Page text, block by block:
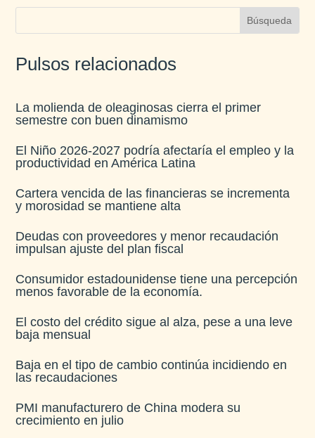
Pulsos relacionados
La molienda de oleaginosas cierra el primer
semestre con buen dinamismo​
El Niño 2026-2027 podría afectaría el empleo y la
productividad en América Latina​
Cartera vencida de las financieras se incrementa
y morosidad se mantiene alta​
Deudas con proveedores y menor recaudación
impulsan ajuste del plan fiscal​
Consumidor estadounidense tiene una percepción
menos favorable de la economía​.
El costo del crédito sigue al alza, pese a una leve
baja mensual​
Baja en el tipo de cambio continúa incidiendo en
las recaudaciones​
PMI manufacturero de China modera su
crecimiento en julio​